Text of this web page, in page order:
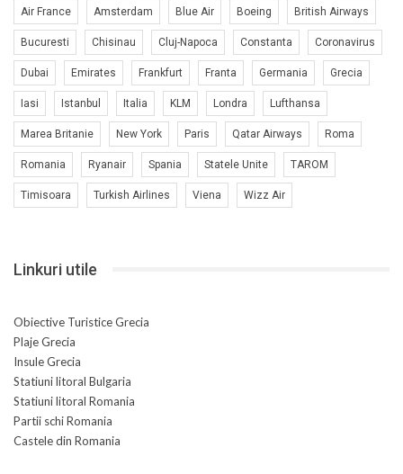
Air France Amsterdam Blue Air Boeing British Airways
Bucuresti Chisinau Cluj-Napoca Constanta Coronavirus
Dubai Emirates Frankfurt Franta Germania Grecia
Iasi Istanbul Italia KLM Londra Lufthansa
Marea Britanie New York Paris Qatar Airways Roma
Romania Ryanair Spania Statele Unite TAROM
Timisoara Turkish Airlines Viena Wizz Air
Linkuri utile
Obiective Turistice Grecia
Plaje Grecia
Insule Grecia
Statiuni litoral Bulgaria
Statiuni litoral Romania
Partii schi Romania
Castele din Romania